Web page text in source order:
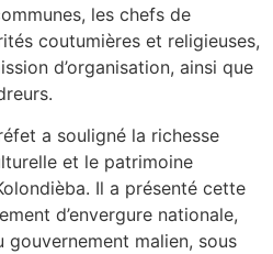
les chefs de
coutumières et religieuses,
d’organisation, ainsi que
a souligné la richesse
et le patrimoine
Il a présenté cette
d’envergure nationale,
gouvernement malien, sous